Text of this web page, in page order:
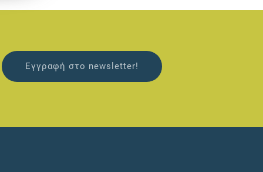
Εγγραφή στο newsletter!